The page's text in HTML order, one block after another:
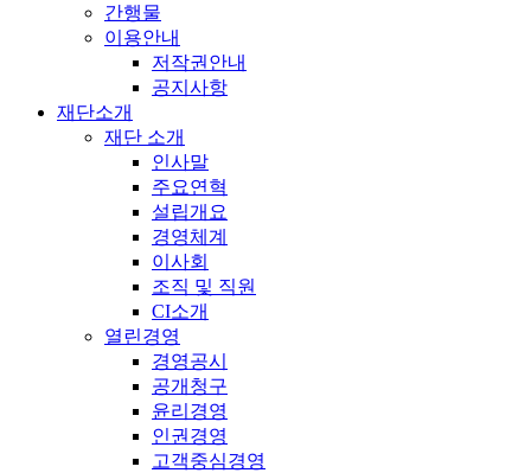
간행물
이용안내
저작권안내
공지사항
재단소개
재단 소개
인사말
주요연혁
설립개요
경영체계
이사회
조직 및 직원
CI소개
열린경영
경영공시
공개청구
윤리경영
인권경영
고객중심경영